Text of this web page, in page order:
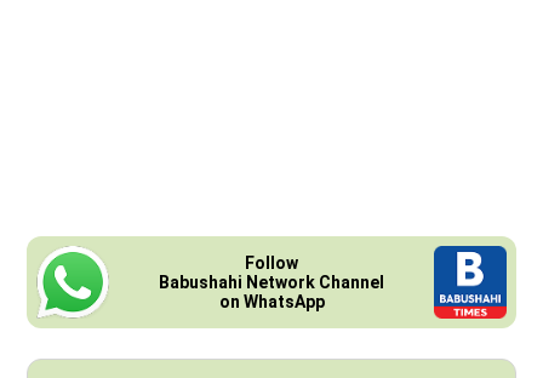
Follow
Babushahi Network Channel
on WhatsApp